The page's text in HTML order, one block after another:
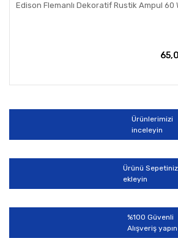
Edison Flemanlı Dekoratif Rustik Ampul 60
Ürünlerimizi
inceleyin
Ürünü
ekleyin
%100 Güvenli
Alışveriş yapın